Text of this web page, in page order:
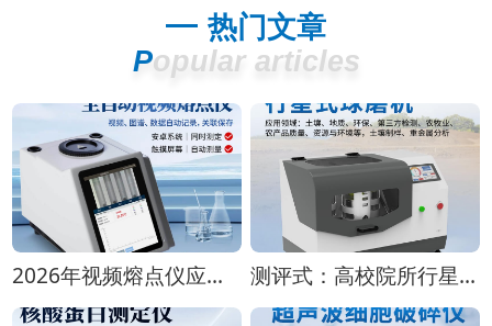
热门文章
Popular articles
2026年视频熔点仪应用白皮书：实验室选型实践 测评式：高校院所行星式球磨机怎么选？2026年8月高性价比测评